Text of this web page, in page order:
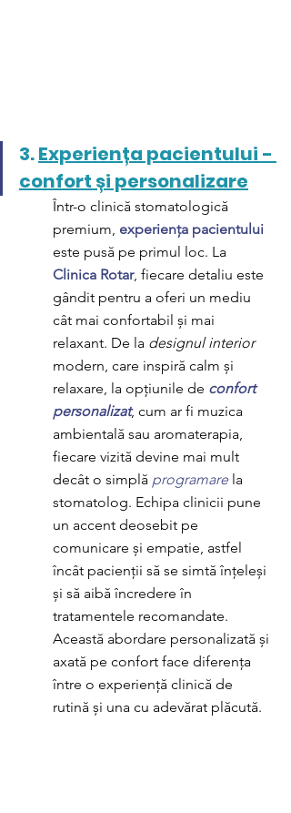
3. Experiența pacientului -
confort și personalizare
Într-o clinică stomatologică
premium, experiența pacientului
este pusă pe primul loc. La
Clinica Rotar, fiecare detaliu este
gândit pentru a oferi un mediu
cât mai confortabil și mai
relaxant. De la designul interior
modern, care inspiră calm și
relaxare, la opțiunile de confort
personalizat, cum ar fi muzica
ambientală sau aromaterapia,
fiecare vizită devine mai mult
decât o simplă programare la
stomatolog. Echipa clinicii pune
un accent deosebit pe
comunicare și empatie, astfel
încât pacienții să se simtă înțeleși
și să aibă încredere în
tratamentele recomandate.
Această abordare personalizată și
axată pe confort face diferența
între o experiență clinică de
rutină și una cu adevărat plăcută.